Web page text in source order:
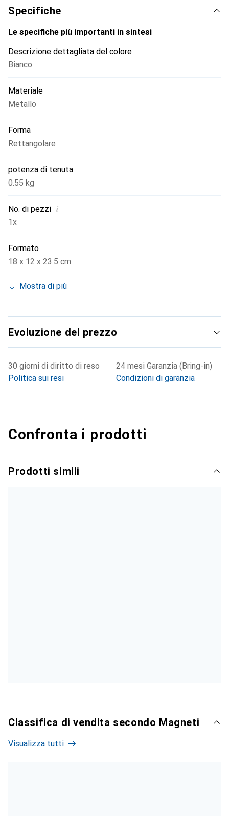
0,55 kg garantisce che anche più note o piccoli oggetti
possano essere fissati in sicurezza. La bacheca magnetica
Memo non è solo funzionale, ma anche un accessorio
Specifiche
Le specifiche più importanti in sintesi
Descrizione dettagliata del colore
Bianco
Materiale
Metallo
Forma
Rettangolare
potenza di tenuta
0.55 kg
No. di pezzi i
1x
Formato
18 x 12 x 23.5 cm
Mostra di più
Evoluzione del prezzo
30 giorni di diritto di reso
Politica sui resi
24 mesi Garanzia (Bring-in)
Condizioni di garanzia
Confronta i prodotti
Prodotti simili
Classifica di vendita secondo Magneti
Visualizza tutti